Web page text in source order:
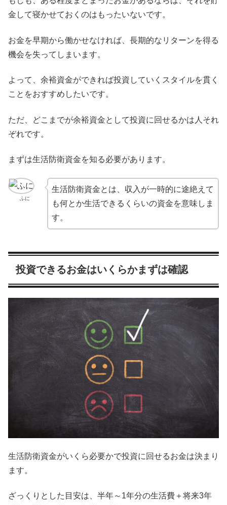
金して寝かせておくのはもったいないです。
お金を早期から働かせなければ、長期的なリターンを得る
機会を失ってしまいます。
よって、余裕資金ができれば投資していくスタイルを貫く
ことをおすすめしたいです。
ただ、どこまでが余裕資金として投資に回せるかは人それ
ぞれです。
まずは生活防衛資金を知る必要があります。
ふに
生活防衛資金とは、収入が一時的に途絶えて
も何とか生活できるくらいの資金を意味しま
す。
投資できるお金はいくらかまずは確認
生活防衛資金がいくら必要かで投資に回せるお金は決まり
ます。
ざっくりとした目安は、半年～1年分の生活費＋将来3年